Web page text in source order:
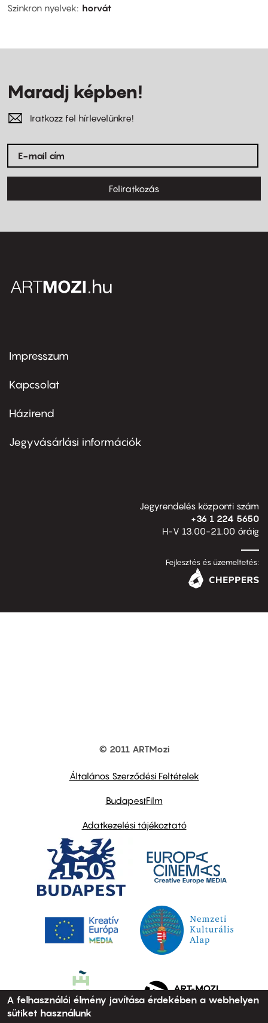
Szinkron nyelvek
horvát
Maradj képben!
Iratkozz fel hírlevelünkre!
Feliratkozás
Footer
first
Impresszum
Kapcsolat
Footer
second
Házirend
Jegyvásárlási információk
Jegyrendelés központi szám
+36 1 224 5650
H-V 13.00-21.00 óráig
Fejlesztés és üzemeltetés:
© 2011 ARTMozi
Általános Szerződési Feltételek
BudapestFilm
Adatkezelési tájékoztató
A felhasználói élmény javítása érdekében a webhelyen
sütiket használunk